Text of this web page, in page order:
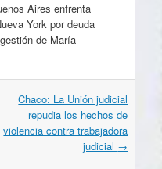
Aires enfrenta
York por deuda
de María
Chaco: La Unión judicial
repudia los hechos de
violencia contra trabajadora
judicial →